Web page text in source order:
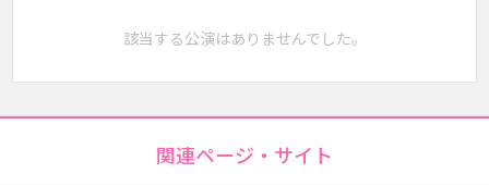
該当する公演はありませんでした。
関連ページ・サイト